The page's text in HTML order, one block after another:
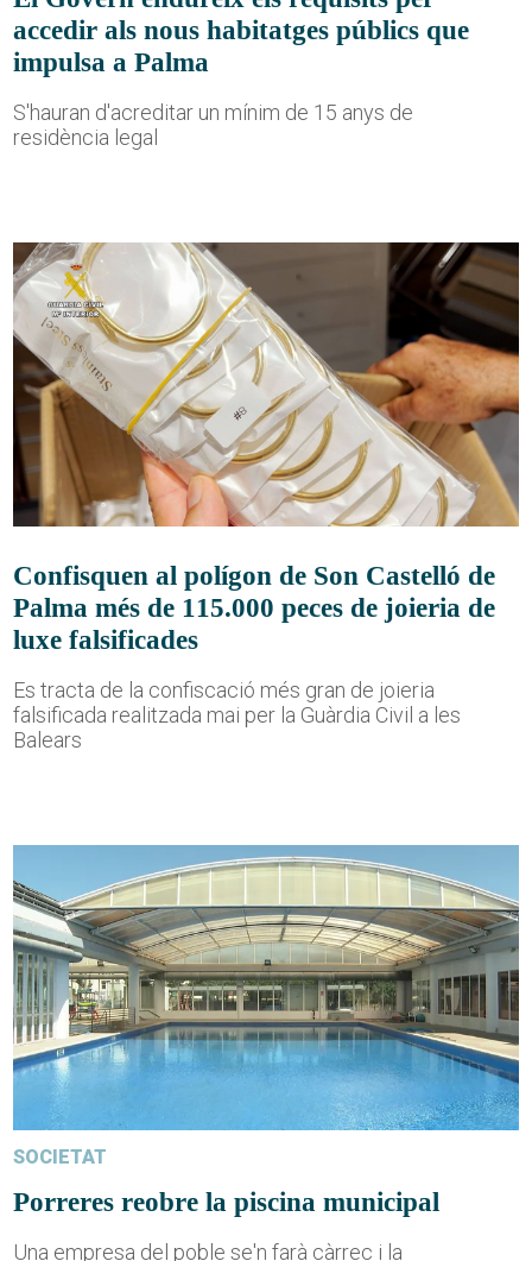
accedir als nous habitatges públics que
impulsa a Palma
S'hauran d'acreditar un mínim de 15 anys de
residència legal
Confisquen al polígon de Son Castelló de
Palma més de 115.000 peces de joieria de
luxe falsificades
Es tracta de la confiscació més gran de joieria
falsificada realitzada mai per la Guàrdia Civil a les
Balears
SOCIETAT
Porreres reobre la piscina municipal
Una empresa del poble se'n farà càrrec i la